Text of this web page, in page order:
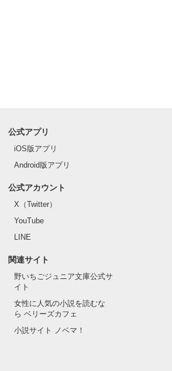
公式アプリ
iOS版アプリ
Android版アプリ
公式アカウント
X（Twitter）
YouTube
LINE
関連サイト
野いちごジュニア文庫公式サ
イト
女性に人気の小説を読むな
ら ベリーズカフェ
小説サイト ノベマ！